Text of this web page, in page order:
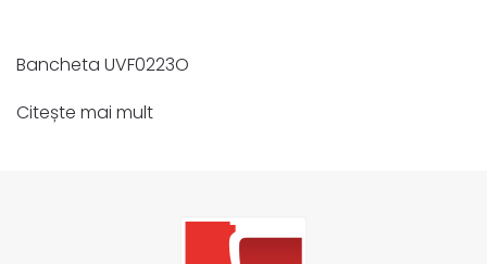
Bancheta UVF0223O
Citește mai mult